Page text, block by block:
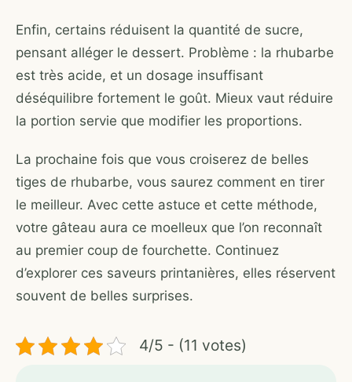
Enfin, certains réduisent la quantité de sucre,
pensant alléger le dessert. Problème : la rhubarbe
est très acide, et un dosage insuffisant
déséquilibre fortement le goût. Mieux vaut réduire
la portion servie que modifier les proportions.
La prochaine fois que vous croiserez de belles
tiges de rhubarbe, vous saurez comment en tirer
le meilleur. Avec cette astuce et cette méthode,
votre gâteau aura ce moelleux que l’on reconnaît
au premier coup de fourchette. Continuez
d’explorer ces saveurs printanières, elles réservent
souvent de belles surprises.
4/5 - (11 votes)